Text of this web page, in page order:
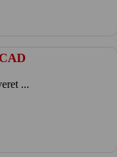
...